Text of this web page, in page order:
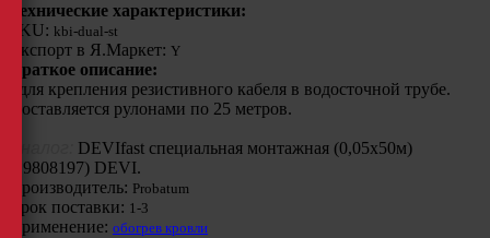
Технические характеристики:
SKU: kbi-dual-st
Экспорт в Я.Маркет: Y
Краткое описание:
- для крепления резистивного кабеля в водосточной трубе.
Поставляется рулонами по 25 метров.
DEVIfast специальная монтажная (0,05х50м)
(19808197) DEVI.
Производитель: Probatum
Срок поставки: 1-3
Применение: обогрев кровли